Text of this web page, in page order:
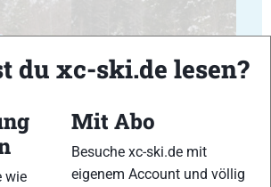
18
du xc-ski.de lesen?
wie
Mit Abo
Besuche xc-ski.de mit
eigenem Account und völlig